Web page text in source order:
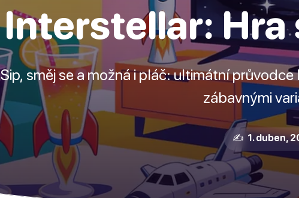
Interstellar: Hra
Sip, směj se a možná i pláč: ultimátní
zábavnými
✍️ 1. duben,